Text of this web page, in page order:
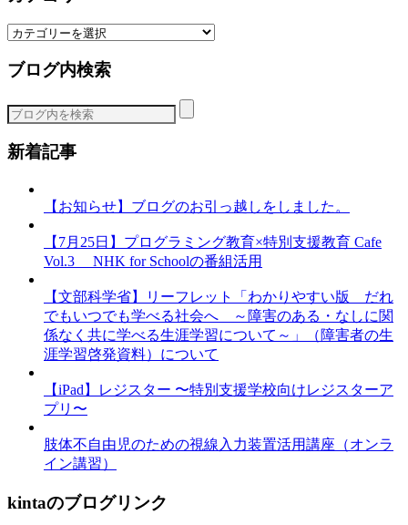
カ
ゴ
ー
ブログ内検索
新着記事
【お知らせ】ブログのお引っ越しをしました。
【7月25日】プログラミング教育×特別支援教育 Cafe
Vol.3 NHK for Schoolの番組活用
【文部科学省】リーフレット「わかりやすい版 だれ
でもいつでも学べる社会へ ～障害のある・なしに関
係なく共に学べる生涯学習について～」（障害者の生
涯学習啓発資料）について
【iPad】レジスター 〜特別支援学校向けレジスターア
プリ〜
肢体不自由児のための視線入力装置活用講座（オンラ
イン講習）
kintaのブログリンク